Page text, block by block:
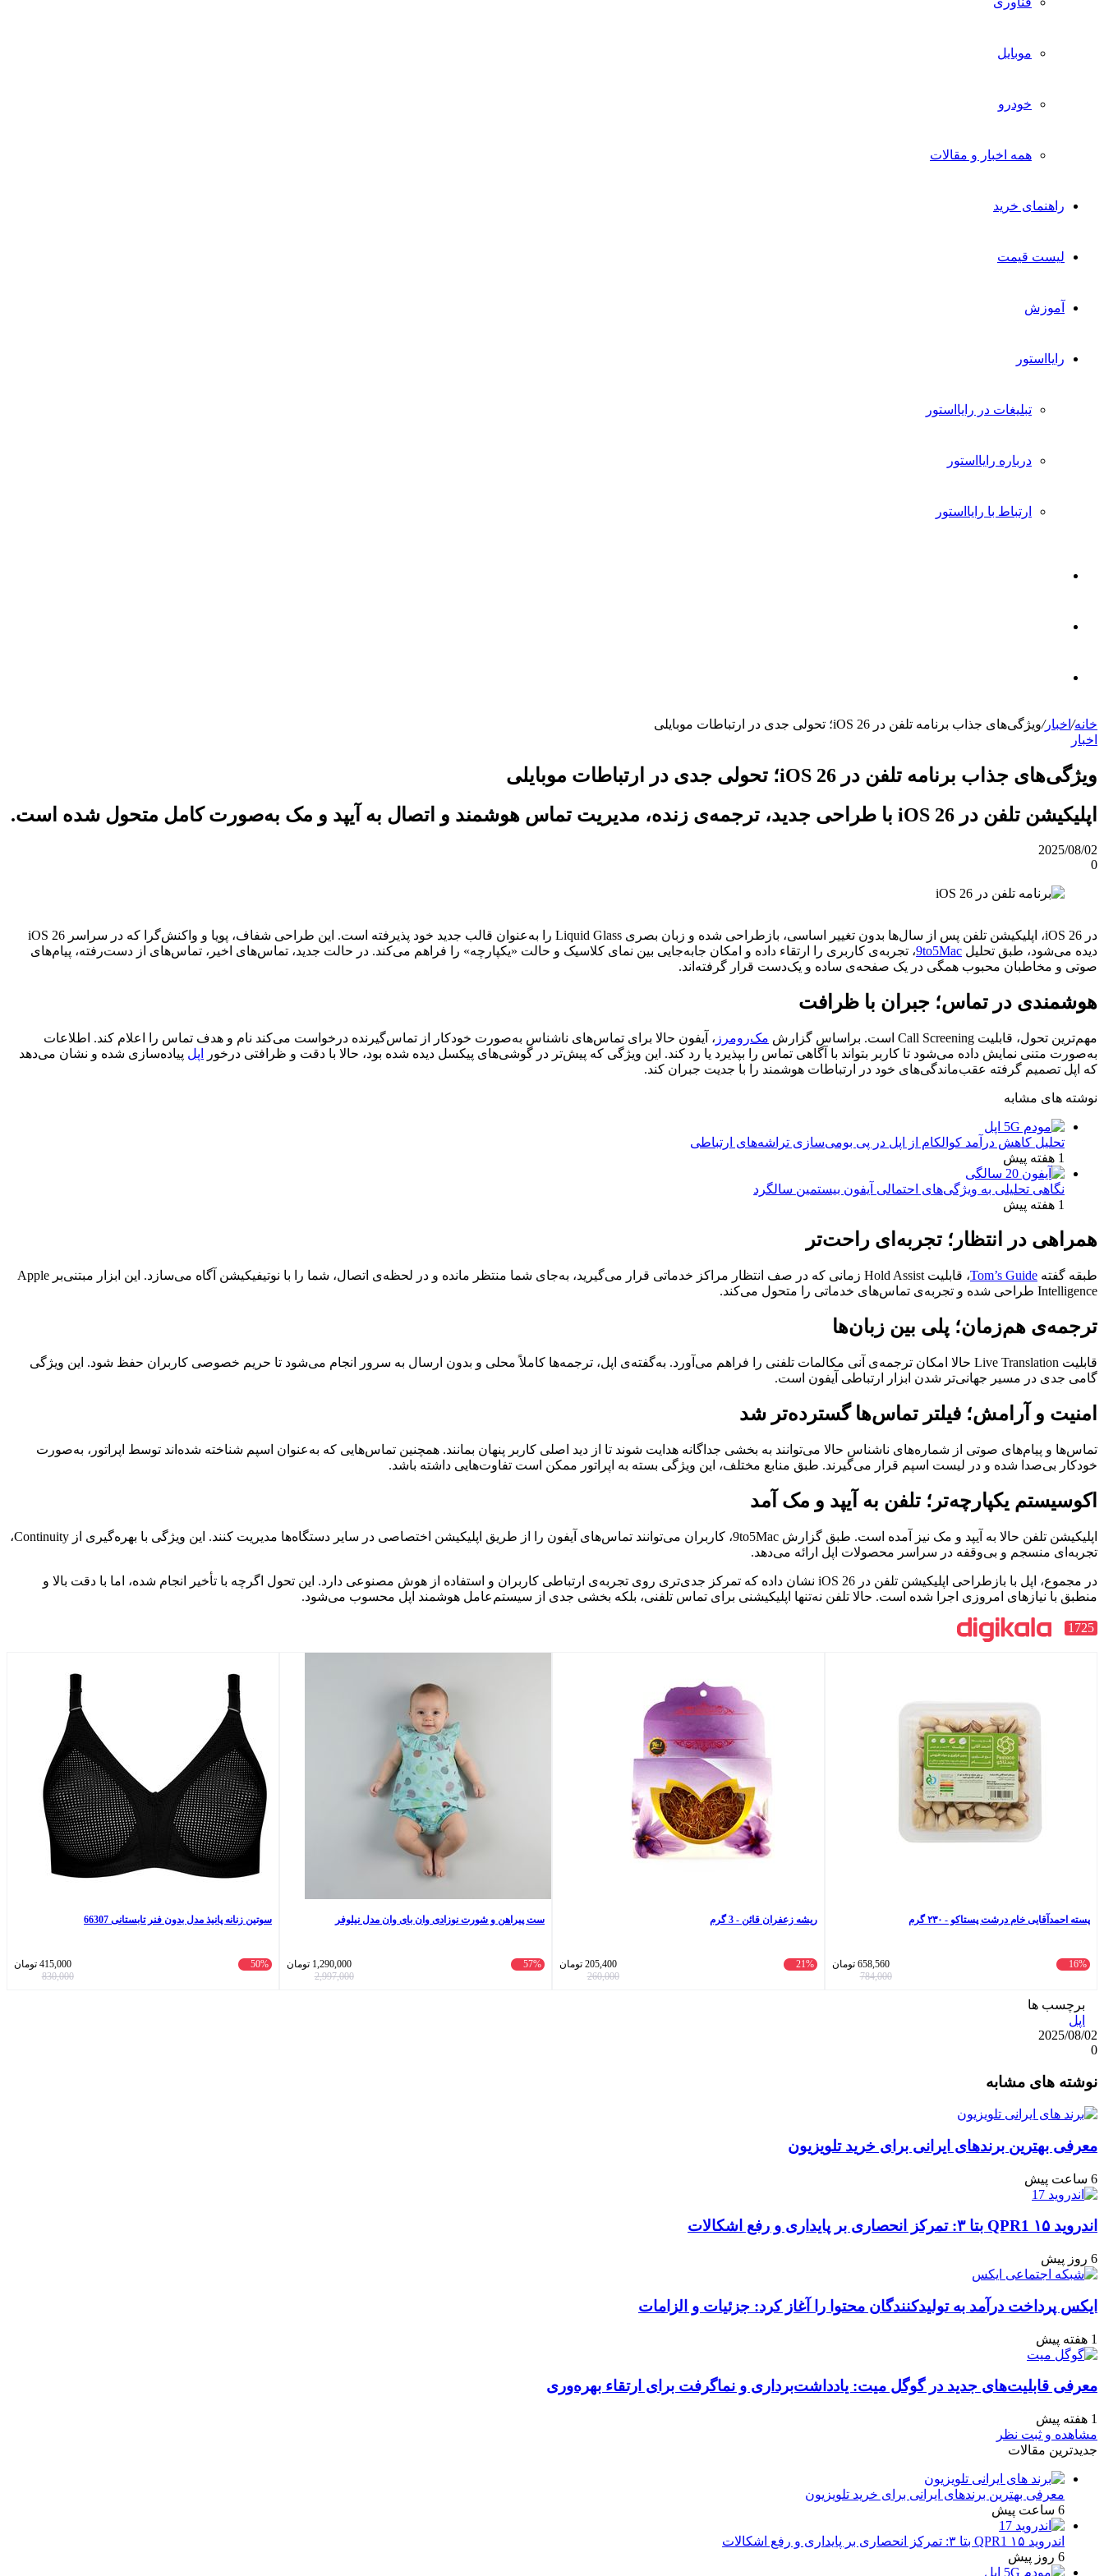
موبایل
خودرو
همه اخبار و مقالات
راهنمای خرید
لیست قیمت
آموزش
رایااستور
تبلیغات در رایااستور
درباره رایااستور
ارتباط با رایااستور
برای خانه/ اخبار/ویژگی‌های جذاب برنامه تلفن در iOS 26؛ تحولی جدی در ارتباطات موبایلی
اخبار
ویژگی‌های جذاب برنامه تلفن در iOS 26؛ تحولی جدی در ارتباطات موبایلی
اپلیکیشن تلفن در iOS 26 با طراحی جدید، ترجمه‌ی زنده، مدیریت تماس هوشمند و اتصال به آیپد و مک به‌صورت کامل متحول شده است.
2025/08/02
0
در iOS 26، اپلیکیشن تلفن پس از سال‌ها بدون تغییر اساسی، بازطراحی شده و زبان بصری Liquid Glass را به‌عنوان قالب جدید خود پذیرفته است. این طراحی شفاف، پویا و واکنش‌گرا که در سراسر iOS 26
دیده می‌شود، طبق تحلیل 9to5Mac، تجربه‌ی کاربری را ارتقاء داده و امکان جابه‌جایی بین نمای کلاسیک و حالت «یکپارچه» را فراهم می‌کند. در حالت جدید، تماس‌های اخیر، تماس‌های از دست‌رفته، پیام‌های
صوتی و مخاطبان محبوب همگی در یک صفحه‌ی ساده و یک‌دست قرار گرفته‌اند.
هوشمندی در تماس؛ جبران با ظرافت
مهم‌ترین تحول، قابلیت Call Screening است. براساس گزارش مک‌رومرز ، آیفون حالا برای تماس‌های ناشناس به‌صورت خودکار از تماس‌گیرنده درخواست می‌کند نام و هدف تماس را اعلام کند. اطلاعات
به‌صورت متنی نمایش داده می‌شود تا کاربر بتواند با آگاهی تماس را بپذیرد یا رد کند. این ویژگی که پیش‌تر در گوشی‌های پیکسل دیده شده بود، حالا با دقت و ظرافتی درخور
اپل پیاده‌سازی شده و نشان می‌دهد
که اپل تصمیم گرفته عقب‌ماندگی‌های خود در ارتباطات هوشمند را با جدیت جبران کند.
نوشته های مشابه
تحلیل کاهش درآمد کوالکام از اپل در پی بومی‌سازی تراشه‌های ارتباطی
1 هفته پیش
نگاهی تحلیلی به ویژگی‌های احتمالی آیفون بیستمین سالگرد
1 هفته پیش
همراهی در انتظار؛ تجربه‌ای راحت‌تر
طبقه گفته Tom’s Guide
، قابلیت Hold Assist زمانی که در صف انتظار مراکز خدماتی قرار می‌گیرید، به‌جای شما منتظر مانده و در لحظه‌ی اتصال، شما را با نوتیفیکیشن آگاه می‌سازد. این ابزار مبتنی‌بر Apple
Intelligence طراحی شده و تجربه‌ی تماس‌های خدماتی را متحول می‌کند.
ترجمه‌ی هم‌زمان؛ پلی بین زبان‌ها
قابلیت Live Translation حالا امکان ترجمه‌ی آنی مکالمات تلفنی را فراهم می‌آورد. به‌گفته‌ی اپل، ترجمه‌ها کاملاً محلی و بدون ارسال به سرور انجام می‌شود تا حریم خصوصی کاربران حفظ شود. این ویژگی
گامی جدی در مسیر جهانی‌تر شدن ابزار ارتباطی آیفون است.
امنیت و آرامش؛ فیلتر تماس‌ها گسترده‌تر شد
تماس‌ها و پیام‌های صوتی از شماره‌های ناشناس حالا می‌توانند به بخشی جداگانه هدایت شوند تا از دید اصلی کاربر پنهان بمانند. همچنین تماس‌هایی که به‌عنوان اسپم شناخته شده‌اند توسط اپراتور، به‌صورت
خودکار بی‌صدا شده و در لیست اسپم قرار می‌گیرند. طبق منابع مختلف، این ویژگی بسته به اپراتور ممکن است تفاوت‌هایی داشته باشد.
اکوسیستم یکپارچه‌تر؛ تلفن به آیپد و مک آمد
اپلیکیشن تلفن حالا به آیپد و مک نیز آمده است. طبق گزارش 9to5Mac، کاربران می‌توانند تماس‌های آیفون را از طریق اپلیکیشن اختصاصی در سایر دستگاه‌ها مدیریت کنند. این ویژگی با بهره‌گیری از Continuity،
تجربه‌ای منسجم و بی‌وقفه در سراسر محصولات اپل ارائه می‌دهد.
در مجموع، اپل با بازطراحی اپلیکیشن تلفن در iOS 26 نشان داده که تمرکز جدی‌تری روی تجربه‌ی ارتباطی کاربران و استفاده از هوش مصنوعی دارد. این تحول اگرچه با تأخیر انجام شده، اما با دقت بالا و
منطبق با نیازهای امروزی اجرا شده است. حالا تلفن نه‌تنها اپلیکیشنی برای تماس تلفنی، بلکه بخشی جدی از سیستم‌عامل هوشمند اپل محسوب می‌شود.
1725
پسته احمدآقایی خام درشت پستاکو - ۲۳۰ گرم
16%
658,560 تومان
784,000
ریشه زعفران قائن - 3 گرم
21%
205,400 تومان
260,000
ست پیراهن و شورت نوزادی وان بای وان مدل نیلوفر
57%
1,290,000 تومان
2,997,000
سوتین زنانه پانیذ مدل بدون فنر تابستانی 66307
50%
415,000 تومان
830,000
برچسب ها
اپل
2025/08/02
0
آپ
گذاری
ایمیل
نوشته های مشابه
معرفی بهترین برندهای ایرانی برای خرید تلویزیون
6 ساعت پیش
اندروید ۱۵ QPR1 بتا ۳: تمرکز انحصاری بر پایداری و رفع اشکالات
6 روز پیش
ایکس پرداخت درآمد به تولیدکنندگان محتوا را آغاز کرد: جزئیات و الزامات
1 هفته پیش
معرفی قابلیت‌های جدید در گوگل میت: یادداشت‌برداری و نماگرفت برای ارتقاء بهره‌وری
1 هفته پیش
مشاهده و ثبت نظر
جدیدترین مقالات
معرفی بهترین برندهای ایرانی برای خرید تلویزیون
6 ساعت پیش
اندروید ۱۵ QPR1 بتا ۳: تمرکز انحصاری بر پایداری و رفع اشکالات
6 روز پیش